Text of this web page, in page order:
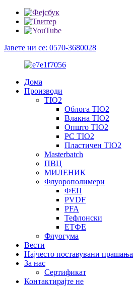
Јавете ни се: 0570-3680028
Дома
Производи
TIO2
Облога TIO2
Влакна TIO2
Општо TIO2
PC TIO2
Пластичен TIO2
Masterbatch
ПВЦ
МИЛЕНИК
Флуорополимери
ФЕП
PVDF
PFA
Тефлонски
ЕТФЕ
Флуогума
Вести
Најчесто поставувани прашања
За нас
Сертификат
Контактирајте не